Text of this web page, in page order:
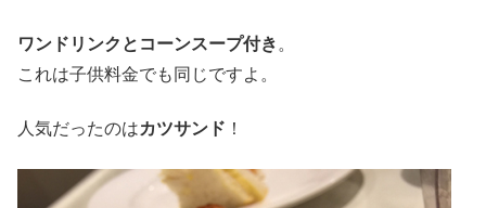
ワンドリンクとコーンスープ付き 。
これは子供料金でも同じですよ。
人気だったのはカツサンド ！